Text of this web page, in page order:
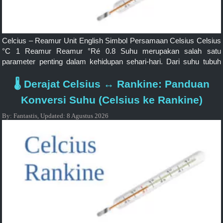
Celcius – Reamur Unit English Simbol Persamaan Celsius Celsius
°C 1 Reamur Reamur °Ré 0.8 Suhu merupakan salah satu
parameter penting dalam kehidupan sehari-hari. Dari suhu tubuh
pengukuran derajat suhu dalam berbagai satuan. Salah satu
pengukuran suhu yang umum dilakukan adalah antara derajat
Celcius (°C) dan […]
🌡️ Derajat Celsius ↔ Rankine: Panduan
Konversi Suhu (Celsius ke Rankine)
By:Fantastis ,Updated:8 Agustus 2026